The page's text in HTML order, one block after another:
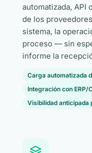
automatizada,
de los
sistema, la
proceso — sin
informe la
Carga automatizada
Integración con ERP/
Visibilidad anticipada